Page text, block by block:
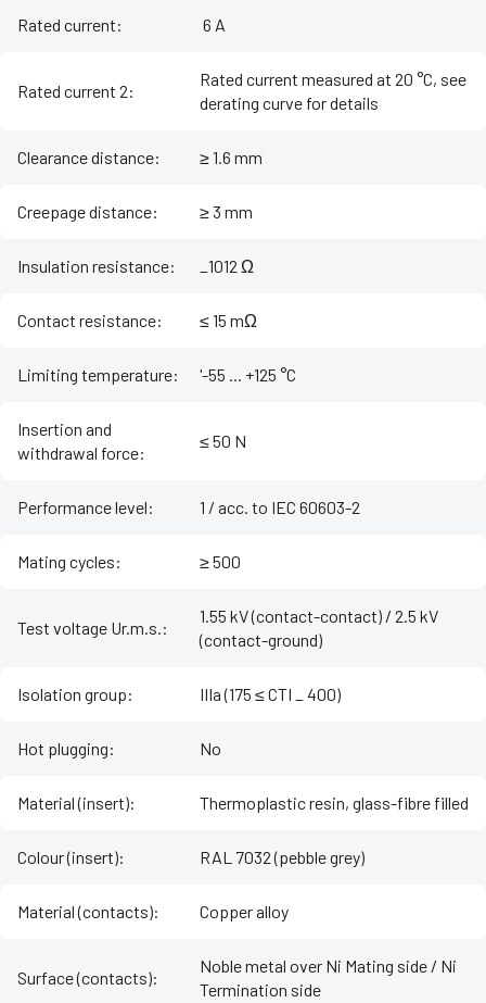
Rated current: ‌ 6 A
Rated current 2:
Rated current measured at 20 °C, see
derating curve for details
Clearance distance: ≥ 1.6 mm
Creepage distance: ≥ 3 mm
Insulation resistance: _1012 Ω
Contact resistance: ≤ 15 mΩ
Limiting temperature: '-55 ... +125 °C
Insertion and
withdrawal force:
≤ 50 N
Performance level: 1 / acc. to IEC 60603-2
Mating cycles: ≥ 500
Test voltage Ur.m.s.:
1.55 kV (contact-contact) / 2.5 kV
(contact-ground)
Isolation group: IIIa (175 ≤ CTI _ 400)
Hot plugging: No
Material (insert): Thermoplastic resin, glass-fibre filled
Colour (insert): RAL 7032 (pebble grey)
Material (contacts): Copper alloy
Surface (contacts):
Noble metal over Ni Mating side / Ni
Termination side